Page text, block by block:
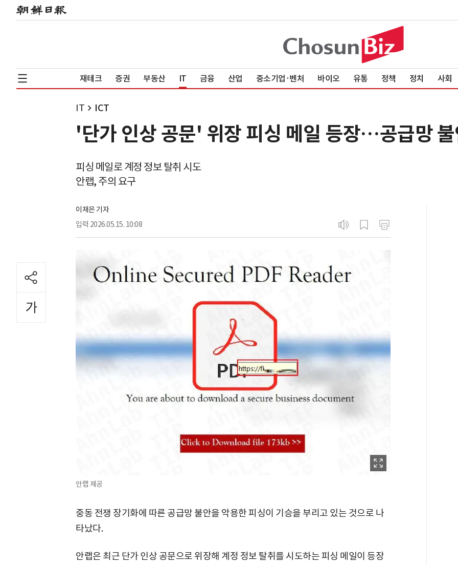
재테크 증권 부동산 IT 금융 산업 중소기업·벤처 바이오 유통 정책 정치 사회
IT ICT
'단가 인상 공문' 위장 피싱 메일 등장…공급망
피싱 메일로 계정 정보 탈취 시도
안랩, 주의 요구
이재은 기자
입력 2026.05.15. 10:08
안랩 제공
중동 전쟁 장기화에 따른 공급망 불안을 악용한 피싱이 기승을 부리고 있는 것으로 나
타났다.
안랩은 최근 단가 인상 공문으로 위장해 계정 정보 탈취를 시도하는 피싱 메일이 등장